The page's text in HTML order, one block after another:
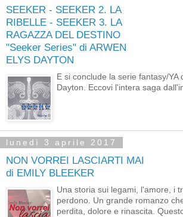
SEEKER - SEEKER 2. LA
RIBELLE - SEEKER 3. LA
RAGAZZA DEL DESTINO
"Seeker Series" di ARWEN
ELYS DAYTON
E si conclude la serie fantasy/YA
Dayton. Eccovi l'intera saga
lunedì 3 aprile 2017
NON VORREI LASCIARTI MAI
di EMILY BLEEKER
Una storia sui legami, l'amore, i
perdono. Un grande romanzo
perdita, dolore e rinascita. Questo